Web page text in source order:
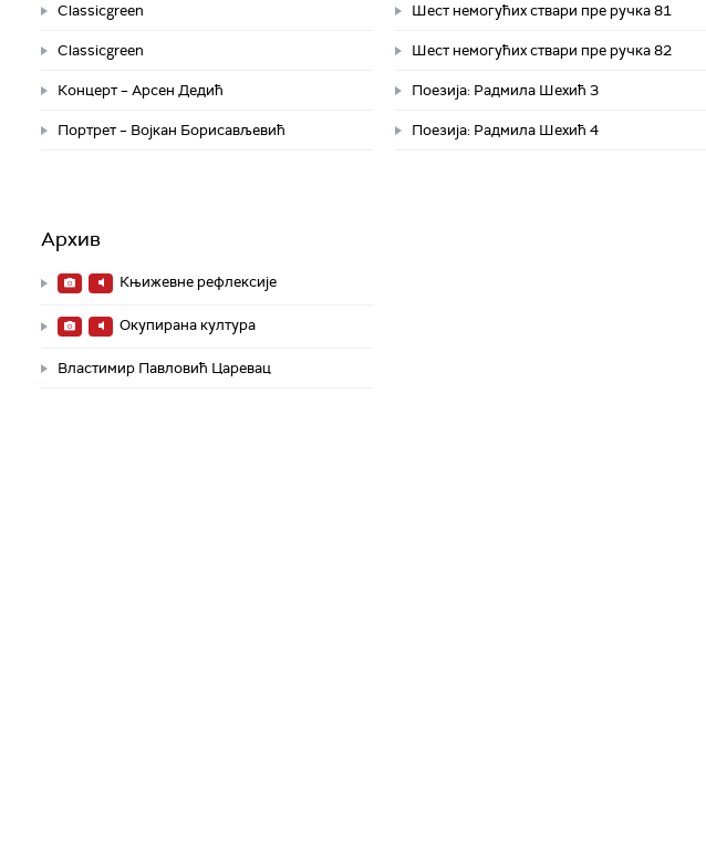
Classicgreen
Classicgreen
Концерт – Арсен Дедић
Портрет – Војкан Борисављевић
Шест немогућих ствари пре ручка 81
Шест немогућих ствари пре ручка 82
Поезија: Радмила Шехић 3
Поезија: Радмила Шехић 4
Архив
Књижевне рефлексије
Окупирана култура
Властимир Павловић Царевац